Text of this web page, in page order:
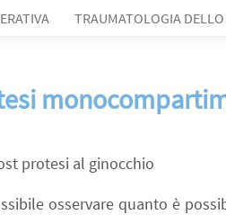
TRAUMATOLOGIA
protesi al ginocchio
osservare quanto è